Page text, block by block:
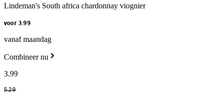
Lindeman's South africa chardonnay viognier
voor 3.99
vanaf maandag
Combineer nu
3.99
5.29